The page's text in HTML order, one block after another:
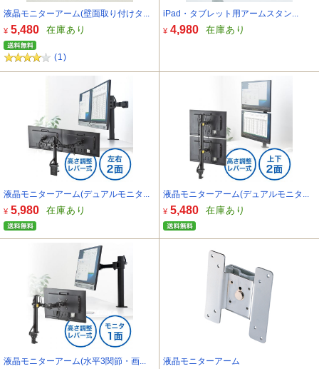
液晶モニターアーム(壁面取り付けタ...
¥ 5,480 在庫あり
(1)
iPad・タブレット用アームスタン...
¥ 4,980 在庫あり
液晶モニターアーム(デュアルモニタ...
¥ 5,980 在庫あり
液晶モニターアーム(デュアルモニタ...
¥ 5,480 在庫あり
液晶モニターアーム(水平3関節・画... 液晶モニターアーム